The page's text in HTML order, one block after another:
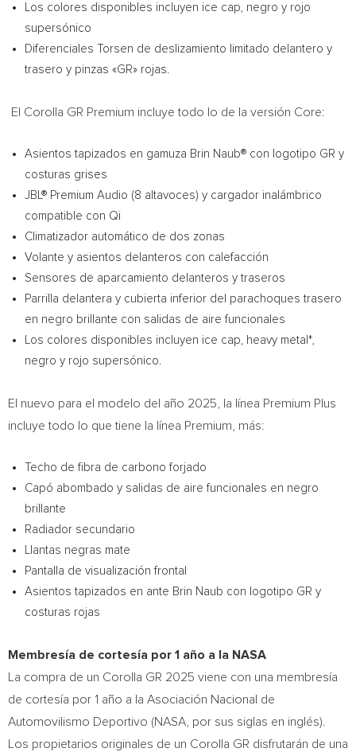
Los colores disponibles incluyen ice cap, negro y rojo
supersónico
Diferenciales Torsen de deslizamiento limitado delantero y
trasero y pinzas «GR» rojas.
El Corolla GR Premium incluye todo lo de la versión Core:
Asientos tapizados en gamuza Brin Naub® con logotipo GR y
costuras grises
JBL® Premium Audio (8 altavoces) y cargador inalámbrico
compatible con Qi
Climatizador automático de dos zonas
Volante y asientos delanteros con calefacción
Sensores de aparcamiento delanteros y traseros
Parrilla delantera y cubierta inferior del parachoques trasero
en negro brillante con salidas de aire funcionales
Los colores disponibles incluyen ice cap, heavy metal*,
negro y rojo supersónico.
El nuevo para el modelo del año 2025, la línea Premium Plus
incluye todo lo que tiene la línea Premium, más:
Techo de fibra de carbono forjado
Capó abombado y salidas de aire funcionales en negro
brillante
Radiador secundario
Llantas negras mate
Pantalla de visualización frontal
Asientos tapizados en ante Brin Naub con logotipo GR y
costuras rojas
Membresía de cortesía por 1 año a la NASA
La compra de un Corolla GR 2025 viene con una membresía
de cortesía por 1 año a la Asociación Nacional de
Automovilismo Deportivo (NASA, por sus siglas en inglés).
Los propietarios originales de un Corolla GR disfrutarán de una